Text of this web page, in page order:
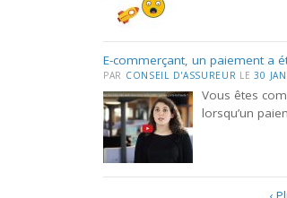
E-commerçant, un paiement a
PAR CONSEIL D'ASSUREUR LE 30
Vous êtes
lorsqu’un